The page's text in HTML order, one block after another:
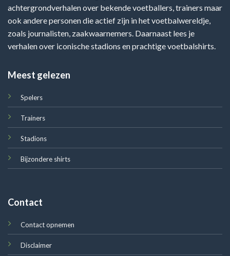
achtergrondverhalen over bekende voetballers, trainers maar
ook andere personen die actief zijn in het voetbalwereldje,
zoals journalisten, zaakwaarnemers. Daarnaast lees je
verhalen over iconische stadions en prachtige voetbalshirts.
Meest gelezen
Spelers
Trainers
Stadions
Bijzondere shirts
Contact
Contact opnemen
Disclaimer